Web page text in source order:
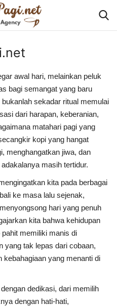
awal hari, melainkan peluk
bagi semangat yang baru
sekadar ritual memulai
dari harapan, keberanian,
matahari pagi yang
kopi yang hangat
menghangatkan jiwa, dan
masih tertidur.
kita pada berbagai
ke masa lalu sejenak,
hari yang penuh
kita bahwa kehidupan
memiliki manis di
yang tak lepas dari cobaan,
kebahagiaan yang menanti di
dedikasi, dari memilih
dengan hati-hati,